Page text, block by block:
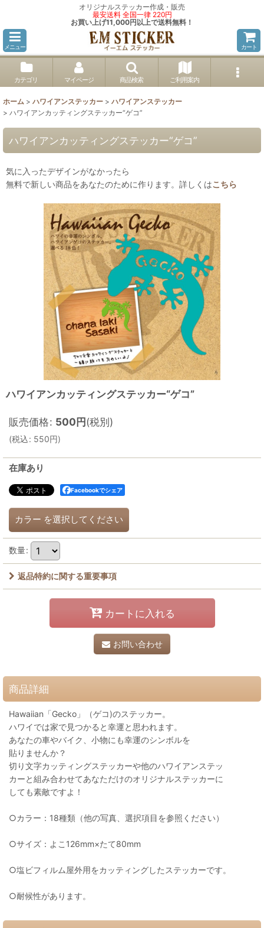
オリジナルステッカー作成・販売
最安送料 全国一律 220円
お買い上げ11,000円以上で送料無料！
メニュー カート
カテゴリ マイページ 商品検索 ご利用案内
ホーム > ハワイアンステッカー > ハワイアンステッカー
> ハワイアンカッティングステッカー“ゲコ”
ハワイアンカッティングステッカー“ゲコ”
気に入ったデザインがなかったら
無料で新しい商品をあなたのために作ります。詳しくはこちら
ハワイアンカッティングステッカー“ゲコ”
販売価格: 500円(税別)
(税込: 550円)
在庫あり
Facebookでシェア
カラー を選択してください
数量:
返品特約に関する重要事項
カートに入れる
お問い合わせ
商品詳細
Hawaiian「Gecko」（ゲコ)のステッカー。
ハワイでは家で見つかると幸運と思われます。
あなたの車やバイク、小物にも幸運のシンボルを
貼りませんか？
切り文字カッティングステッカーや他のハワイアンステッ
カーと組み合わせてあなただけのオリジナルステッカーに
しても素敵ですよ！
○カラー：18種類（他の写真、選択項目を参照ください）
○サイズ：よこ126mm×たて80mm
○塩ビフィルム屋外用をカッティングしたステッカーです。
○耐候性があります。